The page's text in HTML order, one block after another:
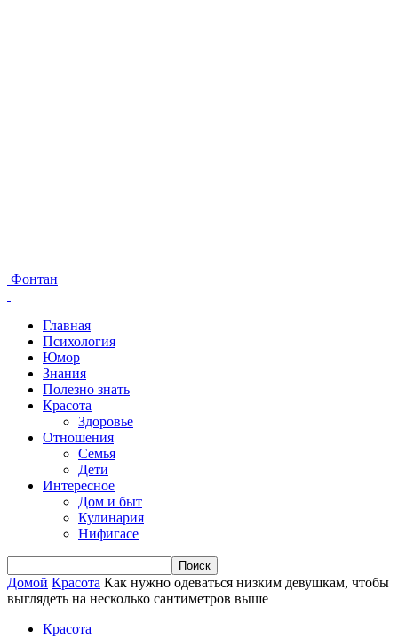
Фонтан
Главная
Психология
Юмор
Знания
Полезно знать
Красота
Здоровье
Отношения
Семья
Дети
Интересное
Дом и быт
Кулинария
Нифигасе
Домой Красота Как нужно одеваться низким девушкам, чтобы
выглядеть на несколько сантиметров выше
Красота